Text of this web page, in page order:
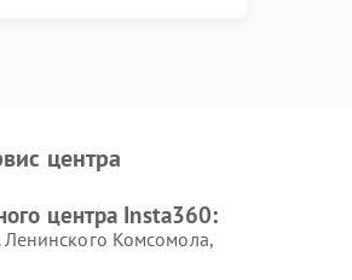
центра
центра Insta360:
Ленинского Комсомола,